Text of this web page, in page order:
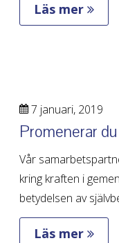
Läs mer
7 januari, 2019
Promenerar
Vår
kring kraften i
betydelsen av
Läs mer